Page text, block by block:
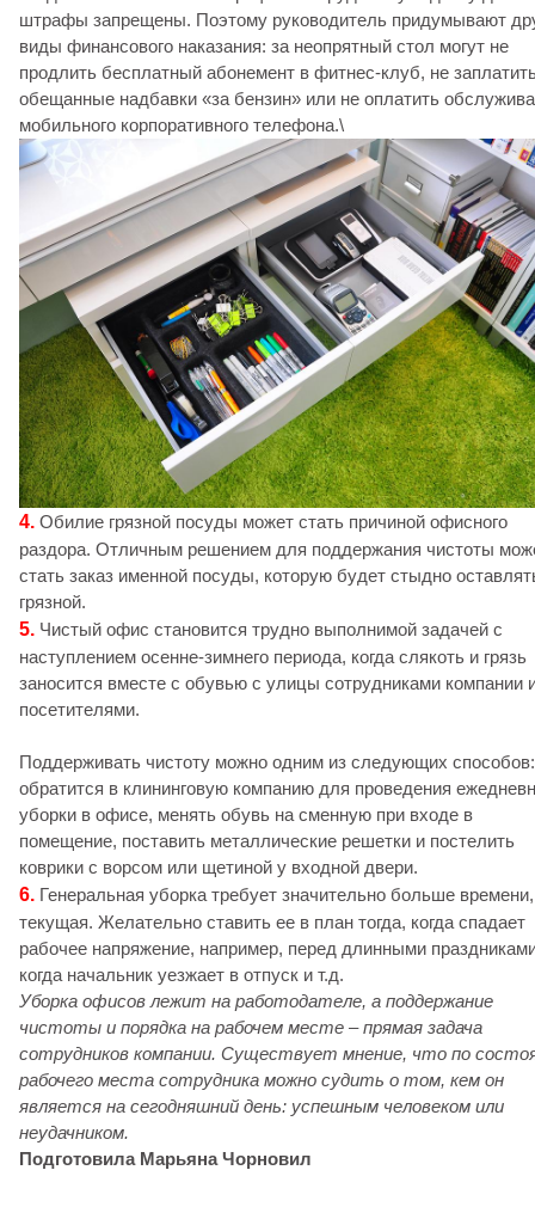
штрафы запрещены. Поэтому руководитель придумывают
виды финансового наказания: за неопрятный стол могут не
продлить бесплатный абонемент в фитнес-клуб, не
обещанные надбавки «за бензин» или не оплатить
мобильного корпоративного телефона.\
4. Обилие грязной посуды может стать причиной офисного
раздора. Отличным решением для поддержания чистоты
стать заказ именной посуды, которую будет стыдно
грязной.
5. Чистый офис становится трудно выполнимой задачей с
наступлением осенне-зимнего периода, когда слякоть и грязь
заносится вместе с обувью с улицы сотрудниками компании
посетителями.
Поддерживать чистоту можно одним из следующих способов:
обратится в клининговую компанию для проведения
уборки в офисе, менять обувь на сменную при входе в
помещение, поставить металлические решетки и постелить
коврики с ворсом или щетиной у входной двери.
6. Генеральная уборка требует значительно больше
текущая. Желательно ставить ее в план тогда, когда спадает
рабочее напряжение, например, перед длинными
когда начальник уезжает в отпуск и т.д.
Уборка офисов лежит на работодателе, а поддержание
чистоты и порядка на рабочем месте – прямая задача
сотрудников компании. Существует мнение, что по
рабочего места сотрудника можно судить о том, кем он
является на сегодняшний день: успешным человеком или
неудачником.
Подготовила Марьяна Чорновил